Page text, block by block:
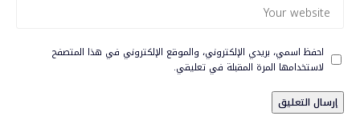
احفظ اسمي، بريدي الإلكتروني، والموقع الإلكتروني في هذا المتصفح
لاستخدامها المرة المقبلة في تعليقي.